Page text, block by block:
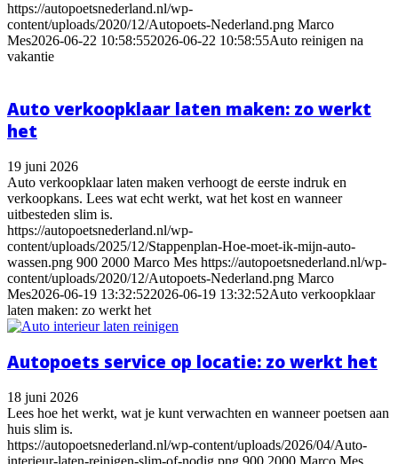
https://autopoetsnederland.nl/wp-
content/uploads/2020/12/Autopoets-Nederland.png Marco
Mes2026-06-22 10:58:552026-06-22 10:58:55Auto reinigen na
vakantie
Auto verkoopklaar laten maken: zo werkt
het
19 juni 2026
Auto verkoopklaar laten maken verhoogt de eerste indruk en
verkoopkans. Lees wat echt werkt, wat het kost en wanneer
uitbesteden slim is.
https://autopoetsnederland.nl/wp-
content/uploads/2025/12/Stappenplan-Hoe-moet-ik-mijn-auto-
wassen.png 900 2000 Marco Mes https://autopoetsnederland.nl/wp-
content/uploads/2020/12/Autopoets-Nederland.png Marco
Mes2026-06-19 13:32:522026-06-19 13:32:52Auto verkoopklaar
laten maken: zo werkt het
Autopoets service op locatie: zo werkt het
18 juni 2026
Lees hoe het werkt, wat je kunt verwachten en wanneer poetsen aan
huis slim is.
https://autopoetsnederland.nl/wp-content/uploads/2026/04/Auto-
interieur-laten-reinigen-slim-of-nodig.png 900 2000 Marco Mes